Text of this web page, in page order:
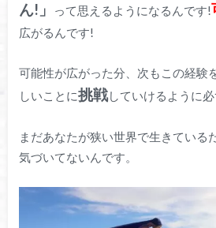
ん!」
って思えるようになるんです!
広がるんです!
可能性が広がった分、次もこの経験
しいことに挑戦していけるように必
まだあなたが狭い世界で生きている
気づいてないんです。